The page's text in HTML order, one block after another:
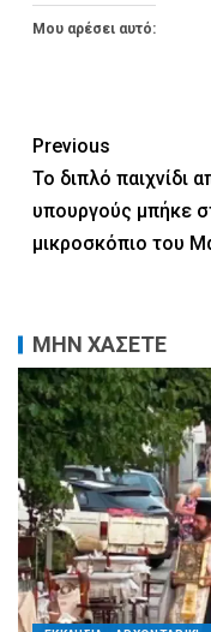
Μου αρέσει αυτό:
Previous
Το διπλό παιχνίδι
υπουργούς μπήκε
μικροσκόπιο του
ΜΗΝ ΧΑΣΕΤΕ